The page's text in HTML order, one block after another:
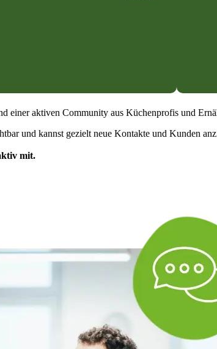
einer aktiven Community aus Küchenprofis und
und kannst gezielt neue Kontakte und Kunden
mit.